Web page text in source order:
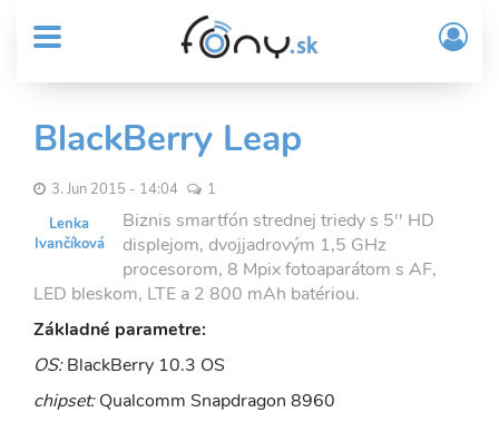
obsah
MENU
Sub
Header
menu
User
account
menu
/
BlackBerry Leap
3. Jun 2015 - 14:04
1
Lenka
Ivančíková
Biznis smartfón strednej triedy s 5'' HD
displejom, dvojjadrovým 1,5 GHz
procesorom, 8 Mpix fotoaparátom s AF,
LED bleskom, LTE a 2 800 mAh batériou.
Základné parametre:
OS:BlackBerry 10.3 OS
chipset:Qualcomm Snapdragon 8960